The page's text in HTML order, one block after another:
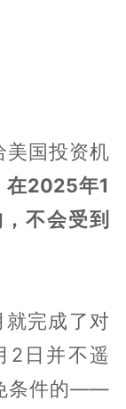
美国投资机
在2025年1
不会受到
完成了对
2日并不遥
条件的——